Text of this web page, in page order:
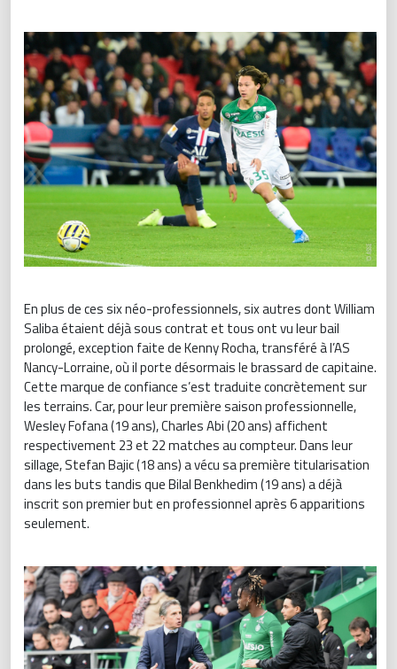
En plus de ces six néo-professionnels, six autres dont William
Saliba étaient déjà sous contrat et tous ont vu leur bail
prolongé, exception faite de Kenny Rocha, transféré à l’AS
Nancy-Lorraine, où il porte désormais le brassard de capitaine.
Cette marque de confiance s’est traduite concrètement sur
les terrains. Car, pour leur première saison professionnelle,
Wesley Fofana (19 ans), Charles Abi (20 ans) affichent
respectivement 23 et 22 matches au compteur. Dans leur
sillage, Stefan Bajic (18 ans) a vécu sa première titularisation
dans les buts tandis que Bilal Benkhedim (19 ans) a déjà
inscrit son premier but en professionnel après 6 apparitions
seulement.